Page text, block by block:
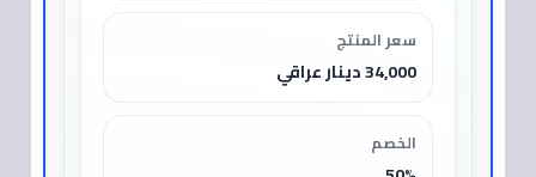
سعر المنتج
34,000 دينار عراقي
الخصم